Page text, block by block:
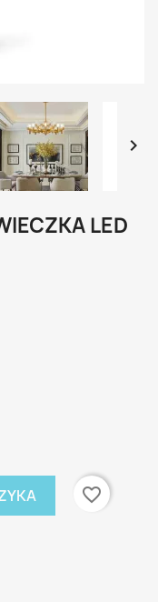

LED
favorite_border